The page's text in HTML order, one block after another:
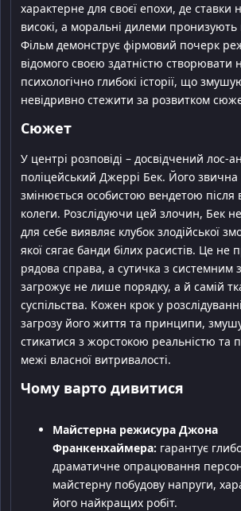
характерне для своєї епохи, де ставки
високі, а моральні дилеми пронизують
Фільм демонструє фірмовий почерк
відомого своєю здатністю створювати
психологічно глибокі історії, що
невідривно стежити за розвитком
Сюжет
У центрі розповіді – досвідчений лос-
поліцейський Джеррі Бек. Його звична
змінюється особистою вендетою після
колеги. Розслідуючи цей злочин, Бек
для себе виявляє клубок злодійської
якої сягає банди білих расистів. Це не
рядова справа, а сутичка з системним
загрожує не лише порядку, а й самій
суспільства. Кожен крок у
загрозу його життя та принципи,
стикатися з жорстокою реальністю та
межі власної витривалості.
Чому варто дивитися
Майстерна режисура Джона
Франкенхаймера: гарантує
драматичне опрацювання
майстерну побудову напруги,
його найкращих робіт.